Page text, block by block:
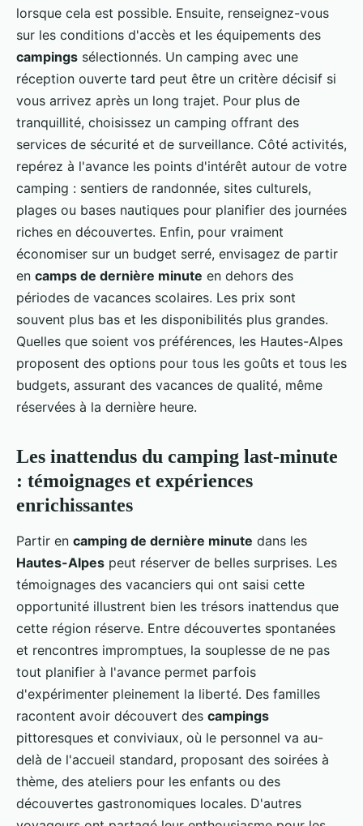
lorsque cela est possible. Ensuite, renseignez-vous
sur les conditions d'accès et les équipements des
campings sélectionnés. Un camping avec une
réception ouverte tard peut être un critère décisif si
vous arrivez après un long trajet. Pour plus de
tranquillité, choisissez un camping offrant des
services de sécurité et de surveillance. Côté activités,
repérez à l'avance les points d'intérêt autour de votre
camping : sentiers de randonnée, sites culturels,
plages ou bases nautiques pour planifier des journées
riches en découvertes. Enfin, pour vraiment
économiser sur un budget serré, envisagez de partir
en camps de dernière minute en dehors des
périodes de vacances scolaires. Les prix sont
souvent plus bas et les disponibilités plus grandes.
Quelles que soient vos préférences, les Hautes-Alpes
proposent des options pour tous les goûts et tous les
budgets, assurant des vacances de qualité, même
réservées à la dernière heure.
Les inattendus du camping last-minute
: témoignages et expériences
enrichissantes
Partir en camping de dernière minute dans les
Hautes-Alpes peut réserver de belles surprises. Les
témoignages des vacanciers qui ont saisi cette
opportunité illustrent bien les trésors inattendus que
cette région réserve. Entre découvertes spontanées
et rencontres impromptues, la souplesse de ne pas
tout planifier à l'avance permet parfois
d'expérimenter pleinement la liberté. Des familles
racontent avoir découvert des campings
pittoresques et conviviaux, où le personnel va au-
delà de l'accueil standard, proposant des soirées à
thème, des ateliers pour les enfants ou des
découvertes gastronomiques locales. D'autres